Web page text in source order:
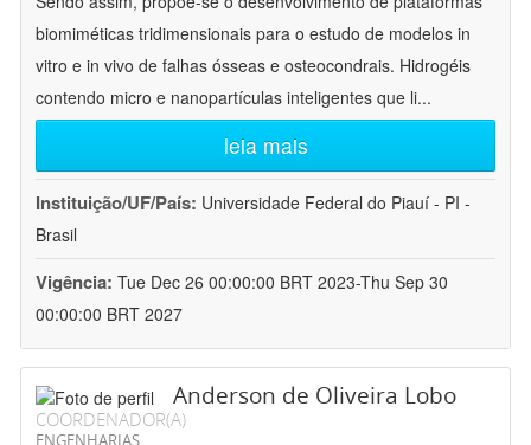
biomiméticas tridimensionais para o estudo de modelos in
vitro e in vivo de falhas ósseas e osteocondrais. Hidrogéis
contendo micro e nanopartículas inteligentes que li...
leia mais
Instituição/UF/País: Universidade Federal do Piauí - PI -
Brasil
Vigência: Tue Dec 26 00:00:00 BRT 2023-Thu Sep 30
00:00:00 BRT 2027
Anderson de Oliveira Lobo
COORDENADOR(A)
ENGENHARIAS